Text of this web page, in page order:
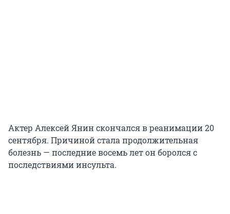
Актер Алексей Янин скончался в реанимации 20
сентября. Причиной стала продолжительная
болезнь — последние восемь лет он боролся с
последствиями инсульта.